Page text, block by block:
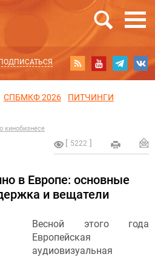
ПОДПИСАТЬСЯ
СПБМКФ 2026
ПИТЧИНГИ
кинобизнесе
5222
в Европе: основные
и вещатели
Весной этого года
Европейская
аудиовизуальная